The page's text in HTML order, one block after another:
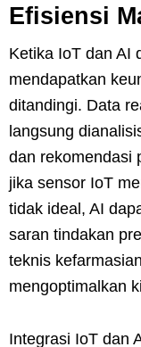
Efisiensi
Ketika IoT dan AI
mendapatkan
ditandingi. Data
langsung
dan rekomendasi
jika sensor IoT
tidak ideal, AI
saran tindakan
teknis
mengoptimalkan
Integrasi IoT dan